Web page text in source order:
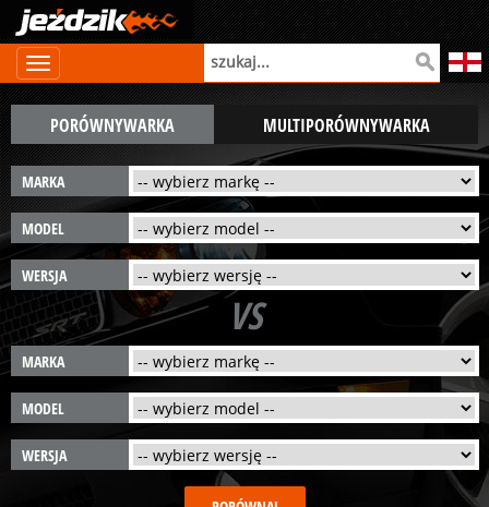
PORÓWNYWARKA MULTIPORÓWNYWARKA
MARKA
MODEL
WERSJA
VS
MARKA
MODEL
WERSJA